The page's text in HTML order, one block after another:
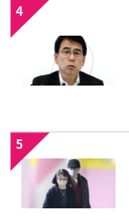
4
5